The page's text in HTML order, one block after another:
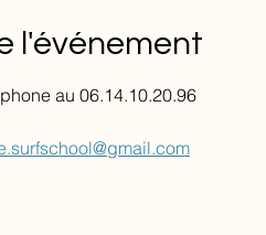
l'événement
au 06.14.10.20.96